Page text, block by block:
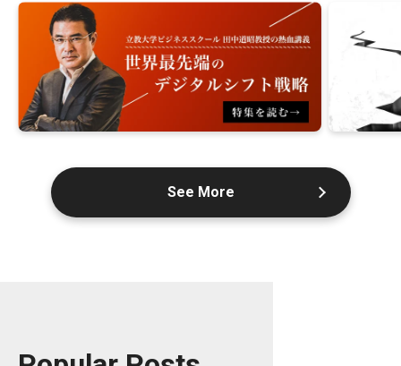
See More